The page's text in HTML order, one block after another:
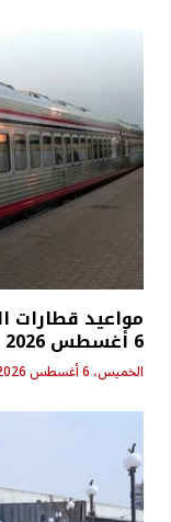
مواعيد قطارات
6 أغسطس 2026 .. احجز تذكرتك الآن
الخميس، 6 أغسطس 2026 - 8:37 ص